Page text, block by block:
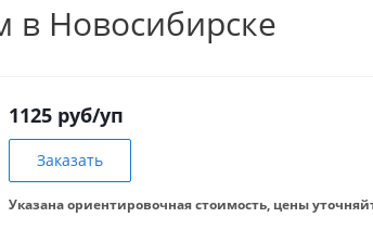
в Новосибирске
1125 руб/уп
Заказать
Указана ориентировочная стоимость, цены